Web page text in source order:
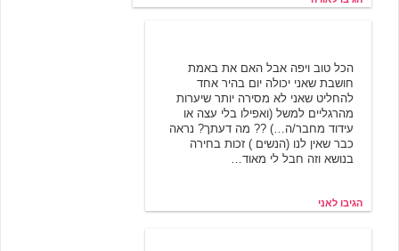
הכל טוב ויפה אבל האם את באמת
חושבת שאני יכולה יום בהיר אחד
להחליט שאני לא מסירה יותר שיערות
מהרגליים למשל (ואפילו בלי עצה או
עידוד מחבר/ה…) ?? מה דעתך? נראה
כבר שאין לנו (הנשים ) זכות בחירה
בנושא וזה חבל לי מאוד…
הגיבו לאני